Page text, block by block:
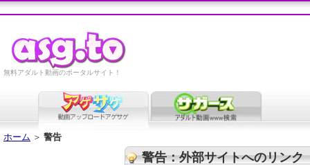
無料アダルト動画のポータルサイト！
ホーム ＞ 警告
警告：外部サイトへのリンク